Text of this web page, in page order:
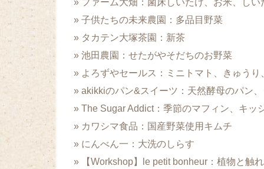
ファーム大畑：菌床しいたけ、お米、しい
子供たちの未来農園：多品目野菜
タカテン大塚茶園：新茶
池田農園：せたがやそだちのお野菜
よろずやセールス：ミニトマト、きゅうり
akikkiのパン&スイーツ：天然酵母のパン
The Sugar Addict：季節のマフィン、キッ
カワシマ食品：国産野菜使用キムチ
にんべん一：大洗のしらす
【Workshop】le petit bonheur：植物と触